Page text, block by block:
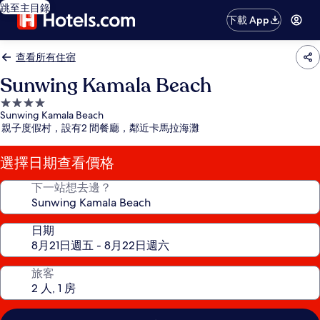
跳至主目錄
下載 App
查看所有住宿
Sunwing Kamala Beach
4.0
星
級
住
宿
Sunwing Kamala Beach
親子度假村，設有2 間餐廳，鄰近卡馬拉海灘
選擇日期查看價格
下一站想去邊？
日期
旅客